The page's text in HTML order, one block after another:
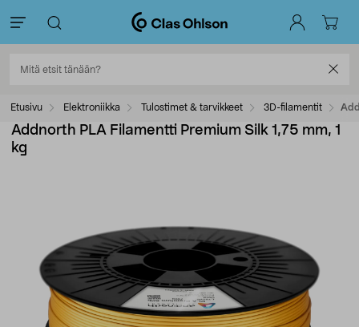
Etusivu Elektroniikka Tulostimet & tarvikkeet 3D-filamentit
Addnorth PLA Filamentti Premium Silk 1,75 mm, 1
kg